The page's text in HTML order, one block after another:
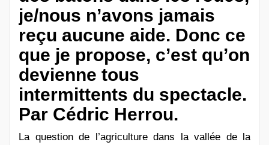
je/nous n’avons jamais
reçu aucune aide. Donc ce
que je propose, c’est qu’on
devienne tous
intermittents du spectacle.
Par Cédric Herrou.
La question de l’agriculture dans la vallée de la